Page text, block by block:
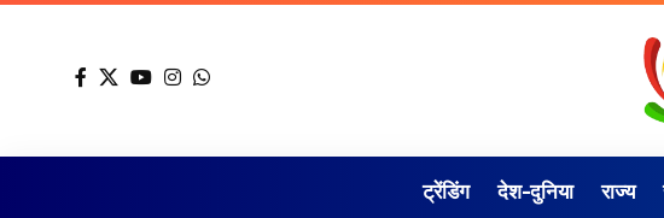
ट्रेंडिंग देश-दुनिया राज्य